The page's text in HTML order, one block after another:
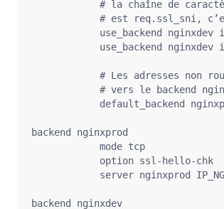
# la chaîne de
# est req.ssl_sni,
use_backend nginxdev
use_backend nginxdev
# Les adresses non
# vers le backend
default_backend
backend nginxprod
            mode tcp
            option ssl-hello-chk
server nginxprod
backend nginxdev